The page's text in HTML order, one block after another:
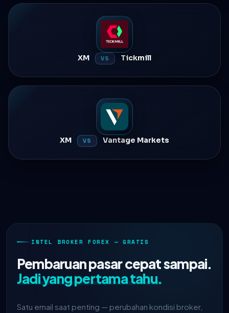
XM VS Tickmill
XM VS Vantage Markets
INTEL BROKER FOREX — GRATIS
Pembaruan pasar cepat sampai.
Jadi yang pertama tahu.
Satu email saat penting — perubahan kondisi broker,